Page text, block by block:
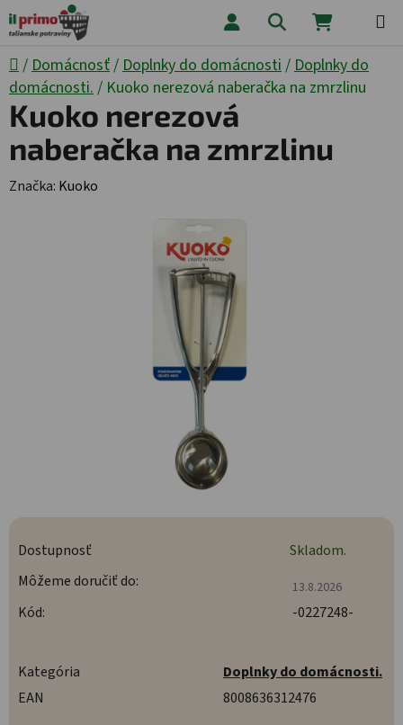
Prejsť na obsah Hľadať
Domov
/ Domácnosť/ Doplnky do domácnosti / Doplnky do
domácnosti. / Kuoko nerezová naberačka na zmrzlinu
Dostupnosť
Skladom.
Môžeme doručiť do:
13.8.2026
Kód: -0227248-
Kategória
Doplnky do domácnosti.
EAN
8008636312476
Kuoko nerezová
naberačka na zmrzlinu
Značka: Kuoko